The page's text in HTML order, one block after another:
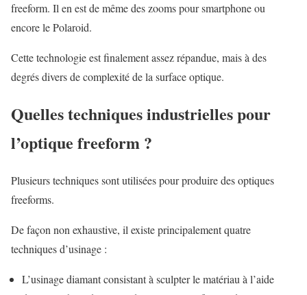
freeform. Il en est de même des zooms pour smartphone ou
encore le Polaroid.
Cette technologie est finalement assez répandue, mais à des
degrés divers de complexité de la surface optique.
Quelles techniques industrielles pour
l’optique freeform ?
Plusieurs techniques sont utilisées pour produire des optiques
freeforms.
De façon non exhaustive, il existe principalement quatre
techniques d’usinage :
L’usinage diamant consistant à sculpter le matériau à l’aide